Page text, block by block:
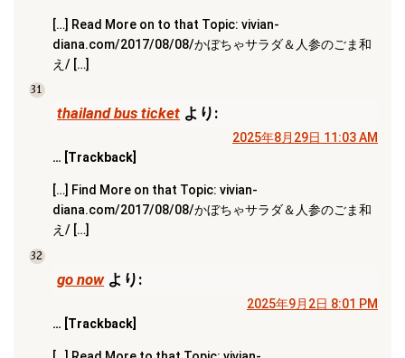
[…] Read More on to that Topic: vivian-
diana.com/2017/08/08/かぼちゃサラダ＆人参のごま和
え/ […]
31
thailand bus ticket より:
2025年8月29日 11:03 AM
… [Trackback]
[…] Find More on that Topic: vivian-
diana.com/2017/08/08/かぼちゃサラダ＆人参のごま和
え/ […]
32
go now より:
2025年9月2日 8:01 PM
… [Trackback]